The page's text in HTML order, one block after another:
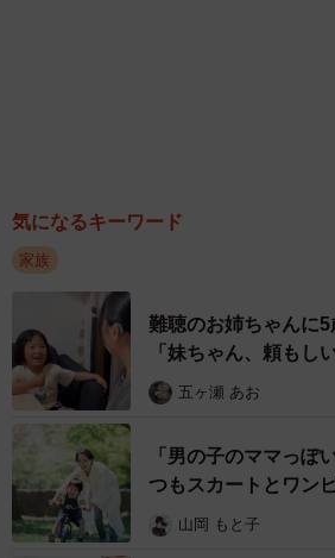
調査を実施した同メディアは、「日
然と手伝う意識が起こるのでしょう
率先して手伝うことは難しいと考え
そのうえで、「家事以外のことに力
わらず、パパが活躍できる場面を見
気になるキーワード
家族
難聴のお姉ちゃんに
「妹ちゃん、頼もし
五ヶ瀬 あお
「男の子のママっ
つもスカートとワン
山岡 もと子